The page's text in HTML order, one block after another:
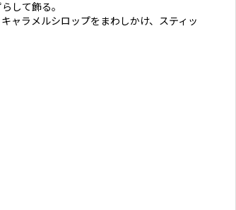
して飾る。
ャラメルシロップをまわしかけ、スティッ